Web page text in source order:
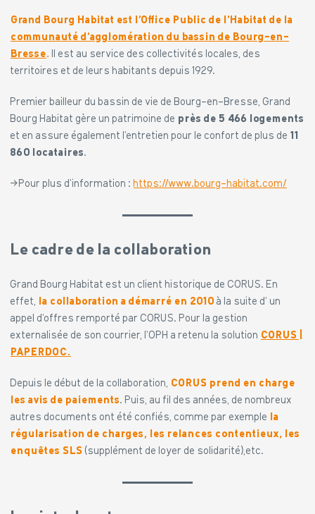
Grand Bourg Habitat est l’Office Public de l’Habitat de la
communauté d’agglomération du bassin de Bourg-en-
Bresse.
Il est au service des collectivités locales, des
territoires et de leurs habitants depuis 1929.
Premier bailleur du bassin de vie de Bourg-en-Bresse, Grand
Bourg Habitat gère un patrimoine de près de 5 466 logements
et en assure également l’entretien pour le confort de plus de 11
860 locataires.
→Pour plus d’information : https://www.bourg-habitat.com/
Le cadre de la collaboration
Grand Bourg Habitat est un client historique de CORUS. En
effet,
la collaboration a démarré en 2010 à la suite d’ un
appel d’offres remporté par CORUS. Pour la gestion
externalisée de son courrier, l’OPH a retenu la solution CORUS |
PAPERDOC.
Depuis le début de la collaboration, CORUS prend en charge
les avis de paiements. Puis, au fil des années, de nombreux
autres documents ont été confiés, comme par exemple
la
régularisation de charges, les relances contentieux, les
enquêtes SLS (supplément de loyer de solidarité),etc.